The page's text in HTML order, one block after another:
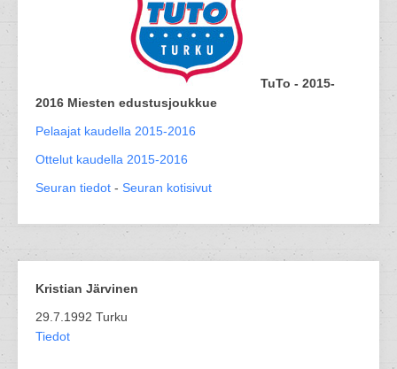
TuTo - 2015-
2016 Miesten edustusjoukkue
Pelaajat kaudella 2015-2016
Ottelut kaudella 2015-2016
Seuran tiedot - Seuran kotisivut
Kristian Järvinen
29.7.1992 Turku
Tiedot